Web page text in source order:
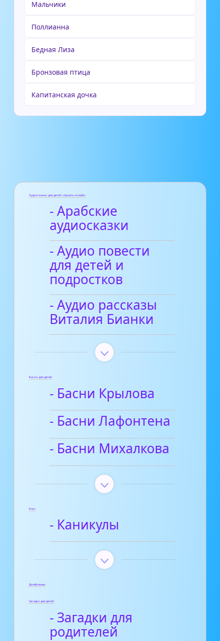
Мальчики
Поллианна
Бедная Лиза
Бронзовая птица
Капитанская дочка
Аудиосказки для детей слушать онлайн
- Арабские
аудиосказки
- Аудио повести
для детей и
подростков
- Аудио рассказы
Виталия Бианки
Басни для детей
- Басни Крылова
- Басни Лафонтена
- Басни Михалкова
Блог
- Каникулы
Диафильмы
Загадки для детей
- Загадки для
родителей